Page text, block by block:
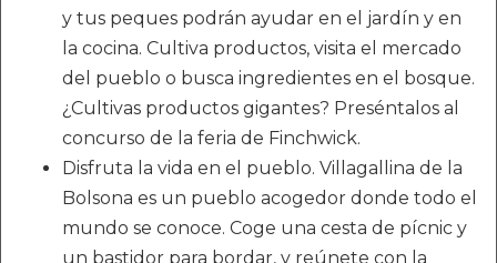
y tus peques podrán ayudar en el jardín y en
la cocina. Cultiva productos, visita el mercado
del pueblo o busca ingredientes en el bosque.
¿Cultivas productos gigantes? Preséntalos al
concurso de la feria de Finchwick.
Disfruta la vida en el pueblo. Villagallina de la
Bolsona es un pueblo acogedor donde todo el
mundo se conoce. Coge una cesta de pícnic y
un bastidor para bordar, y reúnete con la